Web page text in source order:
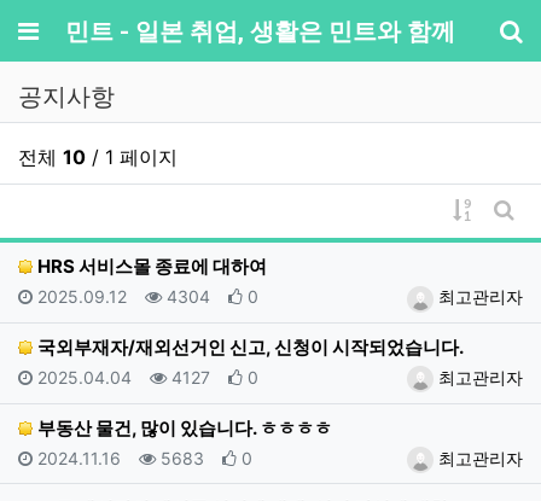
메뉴민트 - 일본 취업, 생활은 민트와 함께
공지사항
전체 10 / 1 페이지
게시물
게
HRS 서비스몰 종료에 대하여
등록자최고관리자
등록일
2025.09.12 조회
4304 추천
0
국외부재자/재외선거인 신고, 신청이 시작되었습니다.
등록자최고관리자
등록일
2025.04.04 조회
4127 추천
0
부동산 물건, 많이 있습니다. ㅎㅎㅎㅎ
등록자최고관리자
등록일
2024.11.16 조회
5683 추천
0